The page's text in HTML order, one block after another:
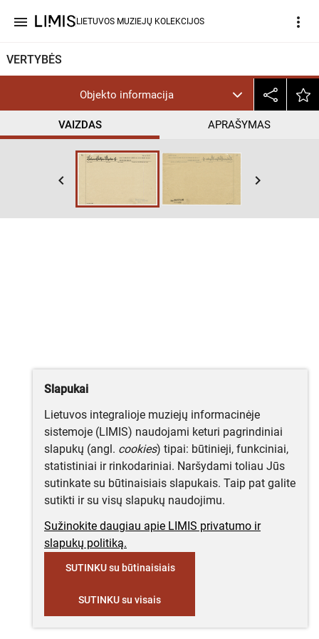
menu LIETUVOS MUZIEJŲ KOLEKCIJOS more_vert
VERTYBĖS
Objekto informacija
VAIZDAS APRAŠYMAS
keyboard_arrow_left keyboard_arrow_right
Slapukai
Lietuvos integralioje muziejų informacinėje
sistemoje (LIMIS) naudojami keturi pagrindiniai
slapukų (angl. cookies) tipai: būtinieji, funkciniai,
statistiniai ir rinkodariniai. Naršydami toliau Jūs
sutinkate su būtinaisiais slapukais. Taip pat galite
sutikti ir su visų slapukų naudojimu.
Sužinokite daugiau apie LIMIS privatumo ir
slapukų politiką.
SUTINKU su būtinaisiais
SUTINKU su visais